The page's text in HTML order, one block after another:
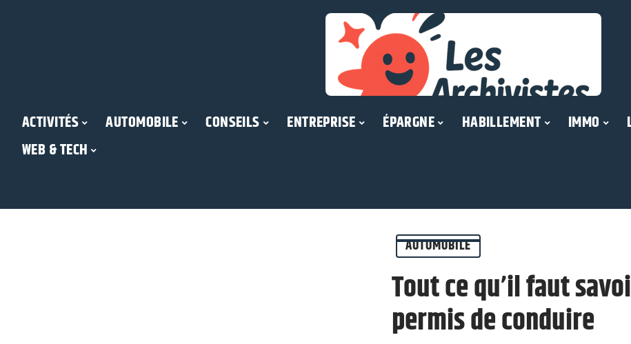
ACTIVITÉS AUTOMOBILE CONSEILS ENTREPRISE ÉPARGNE HABILLEMENT IMMO
WEB & TECH
AUTOMOBILE
Tout ce qu’il faut
permis de conduire